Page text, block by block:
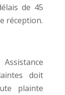
de 45
réception.
doit
plainte